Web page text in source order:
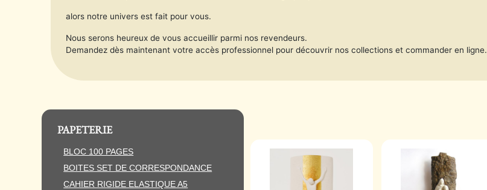
alors notre univers est fait pour vous.
Nous serons heureux de vous accueillir parmi nos revendeurs.
Demandez dès maintenant votre accès professionnel pour découvrir nos collections et commander en ligne.
PAPETERIE
BLOC 100 PAGES
BOITES SET DE CORRESPONDANCE
CAHIER RIGIDE ELASTIQUE A5